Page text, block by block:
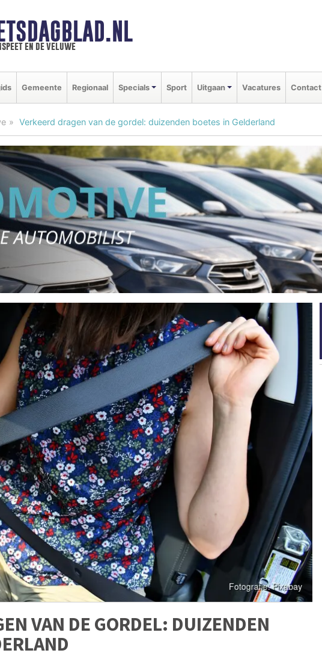
en de veluwe
Gemeente Regionaal Specials Sport Uitgaan Vacatures Contact
Verkeerd dragen van de gordel: duizenden boetes in Gelderland
VAN DE GORDEL: DUIZENDEN